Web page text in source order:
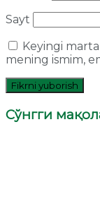
Sayt
Keyingi
mening ismim,
Сўнгги